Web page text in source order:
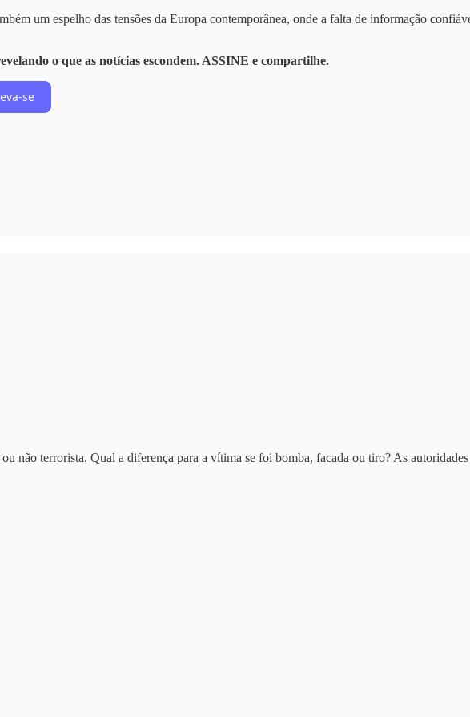
um espelho das tensões da Europa contemporânea, onde a falta de informação
o que as notícias escondem. ASSINE e compartilhe.
se
não terrorista. Qual a diferença para a vítima se foi bomba, facada ou tiro? As